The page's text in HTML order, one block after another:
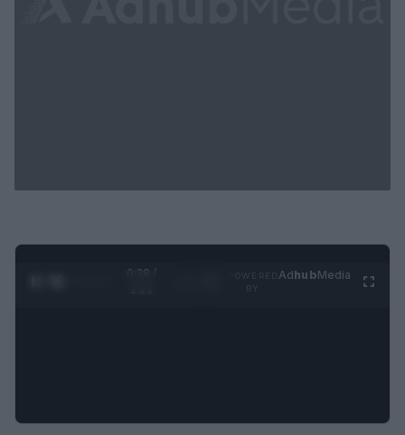
0:29 /
AdhubMedia